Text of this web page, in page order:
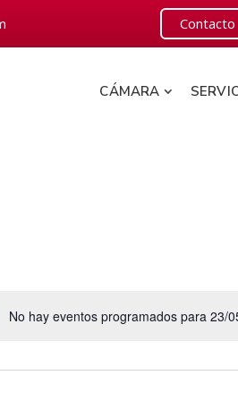
Contacto
CÁMARA
No hay eventos programados para 23/